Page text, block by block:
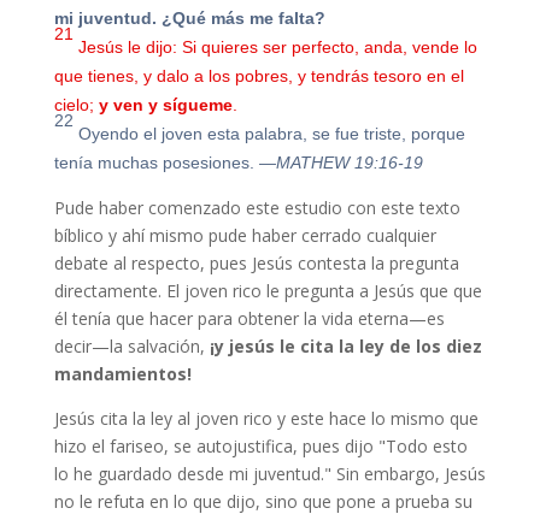
mi juventud. ¿Qué más me falta?
21
Jesús le dijo: Si quieres ser perfecto, anda, vende lo
que tienes, y dalo a los pobres, y tendrás tesoro en el
cielo; y ven y sígueme.
22
Oyendo el joven esta palabra, se fue triste, porque
tenía muchas posesiones. —MATHEW 19:16-19
Pude haber comenzado este estudio con este texto
bíblico y ahí mismo pude haber cerrado cualquier
debate al respecto, pues Jesús contesta la pregunta
directamente. El joven rico le pregunta a Jesús que que
él tenía que hacer para obtener la vida eterna—es
decir—la salvación, ¡y jesús le cita la ley de los diez
mandamientos!
Jesús cita la ley al joven rico y este hace lo mismo que
hizo el fariseo, se autojustifica, pues dijo "Todo esto
lo he guardado desde mi juventud." Sin embargo, Jesús
no le refuta en lo que dijo, sino que pone a prueba su